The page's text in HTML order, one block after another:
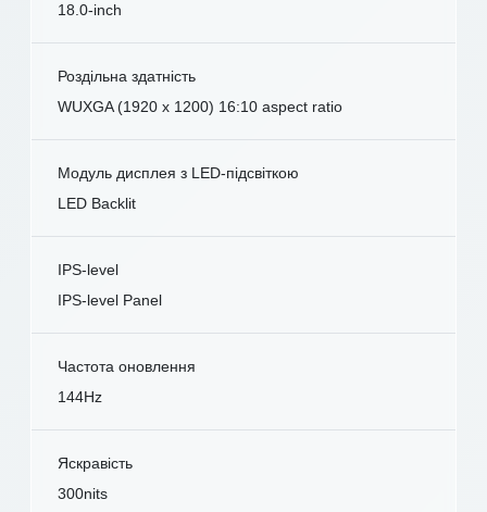
18.0-inch
Роздільна здатність
WUXGA (1920 x 1200) 16:10 aspect ratio
Модуль дисплея з LED-підсвіткою
LED Backlit
IPS-level
IPS-level Panel
Частота оновлення
144Hz
Яскравість
300nits